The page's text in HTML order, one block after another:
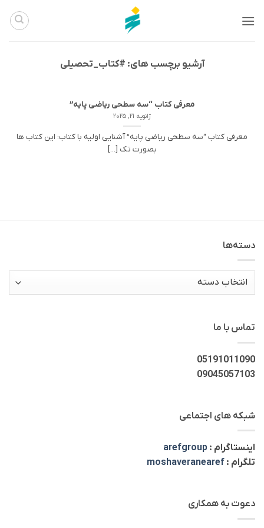
آرشیو برچسب های: #کتاب_تحصیلی
معرفی کتاب “سه سطحی ریاضی پایه”
ژانویه 21, 2025
معرفی کتاب “سه سطحی ریاضی پایه” آشنایی اولیه با کتاب: این کتاب ها
بصورت تک [...]
دسته‌ها
دسته‌ها
تماس با ما
05191011090
09045057103
شبکه های اجتماعی
اینستاگرام : arefgroup
تلگرام : moshaveranearef
دعوت به همکاری